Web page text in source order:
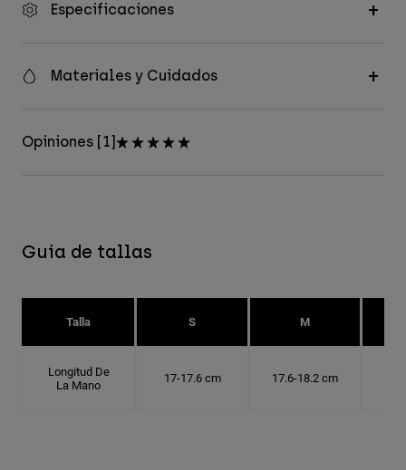
Especificaciones
Materiales y Cuidados
Opiniones [1]
Guía de tallas
Talla S M
Longitud De
La Mano
17-17.6 cm 17.6-18.2 cm